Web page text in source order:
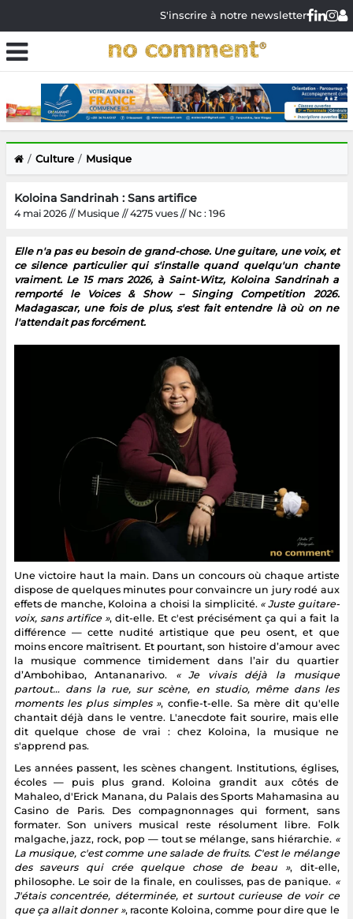
S'inscrire à notre newsletter
Culture Musique
Koloina Sandrinah : Sans artifice
4 mai 2026 // Musique // 4275 vues // Nc : 196
Elle n'a pas eu besoin de grand-chose. Une guitare, une voix, et
ce silence particulier qui s'installe quand quelqu'un chante
vraiment. Le 15 mars 2026, à Saint-Witz, Koloina Sandrinah a
remporté le Voices & Show – Singing Competition 2026.
Madagascar, une fois de plus, s'est fait entendre là où on ne
l'attendait pas forcément.
Une victoire haut la main. Dans un concours où chaque artiste
dispose de quelques minutes pour convaincre un jury rodé aux
effets de manche, Koloina a choisi la simplicité. « Juste guitare-
voix, sans artifice », dit-elle. Et c'est précisément ça qui a fait la
différence — cette nudité artistique que peu osent, et que
moins encore maîtrisent. Et pourtant, son histoire d’amour avec
la musique commence timidement dans l’air du quartier
d’Ambohibao, Antananarivo. « Je vivais déjà la musique
partout… dans la rue, sur scène, en studio, même dans les
moments les plus simples », confie-t-elle. Sa mère dit qu'elle
chantait déjà dans le ventre. L'anecdote fait sourire, mais elle
dit quelque chose de vrai : chez Koloina, la musique ne
s'apprend pas.
Les années passent, les scènes changent. Institutions, églises,
écoles — puis plus grand. Koloina grandit aux côtés de
Mahaleo, d'Erick Manana, du Palais des Sports Mahamasina au
Casino de Paris. Des compagnonnages qui forment, sans
formater. Son univers musical reste résolument libre. Folk
malgache, jazz, rock, pop — tout se mélange, sans hiérarchie.«
La musique, c'est comme une salade de fruits. C'est le mélange
des saveurs qui crée quelque chose de beau », dit-elle,
philosophe. Le soir de la finale, en coulisses, pas de panique. «
J'étais concentrée, déterminée, et surtout curieuse de voir ce
que ça allait donner », raconte Koloina, comme pour dire que le